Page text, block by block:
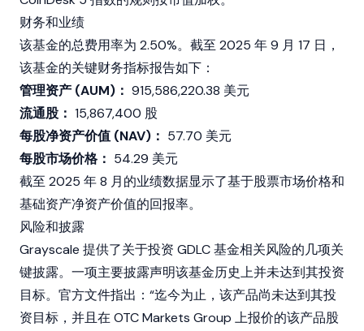
财务和业绩
该基金的总费用率为 2.50%。截至 2025 年 9 月 17 日，
该基金的关键财务指标报告如下：
管理资产 (AUM)： 915,586,220.38 美元
流通股： 15,867,400 股
每股净资产价值 (NAV)： 57.70 美元
每股市场价格： 54.29 美元
截至 2025 年 8 月的业绩数据显示了基于股票市场价格和
基础资产净资产价值的回报率。
风险和披露
Grayscale 提供了关于投资 GDLC 基金相关风险的几项关
键披露。一项主要披露声明该基金历史上并未达到其投资
目标。官方文件指出：“迄今为止，该产品尚未达到其投
资目标，并且在 OTC Markets Group 上报价的该产品股